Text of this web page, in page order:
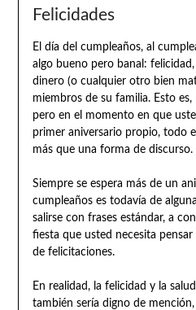
Felicidades
El día del cumpleaños, al
algo bueno pero banal:
dinero (o cualquier otro bien
miembros de su familia. Esto
pero en el momento en que
primer aniversario propio, todo
más que una forma de discurso.
Siempre se espera más de un
cumpleaños es todavía de
salirse con frases estándar, a
fiesta que usted necesita
de felicitaciones.
En realidad, la felicidad y la
también sería digno de